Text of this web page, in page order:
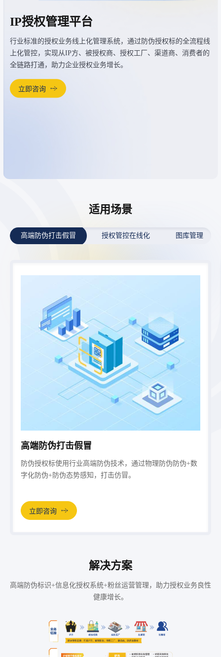
IP授权管理平台
行业标准的授权业务线上化管理系统，通过防伪授权标的全流程线
上化管控，实现从IP方、被授权商、授权工厂、渠道商、消费者的
全链路打通，助力企业授权业务增长。
立即咨询
适用场景
高端防伪打击假冒 授权管控在线化 图库管理
高端防伪打击假冒
防伪授权标使用行业高端防伪技术，通过物理防伪防伪+数
字化防伪+防伪态势感知，打击仿冒。
立即咨询
解决方案
高端防伪标识+信息化授权系统+粉丝运营管理，助力授权业务良性
健康增长。